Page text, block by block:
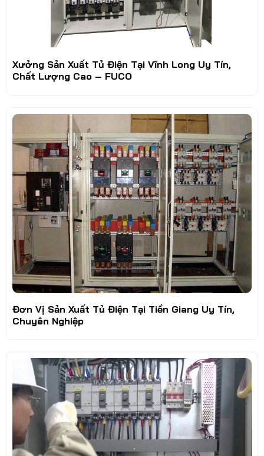
Xưởng Sản Xuất Tủ Điện Tại Vĩnh Long Uy Tín,
Chất Lượng Cao – FUCO
Đơn Vị Sản Xuất Tủ Điện Tại Tiền Giang Uy Tín,
Chuyên Nghiệp